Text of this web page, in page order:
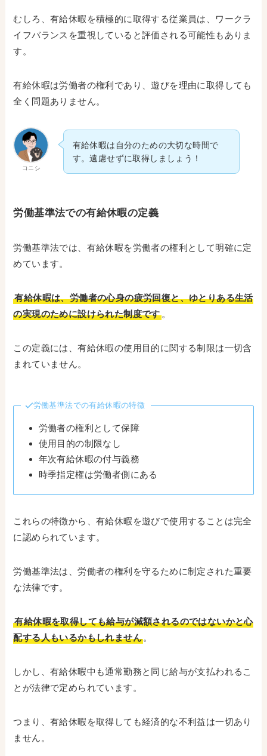
むしろ、有給休暇を積極的に取得する従業員は、ワークラ
イフバランスを重視していると評価される可能性もありま
す。
有給休暇は労働者の権利であり、遊びを理由に取得しても
全く問題ありません。
コニシ
有給休暇は自分のための大切な時間で
す。遠慮せずに取得しましょう！
労働基準法での有給休暇の定義
労働基準法では、有給休暇を労働者の権利として明確に定
めています。
有給休暇は、労働者の心身の疲労回復と、ゆとりある生活
の実現のために設けられた制度です。
この定義には、有給休暇の使用目的に関する制限は一切含
まれていません。
労働基準法での有給休暇の特徴
労働者の権利として保障
使用目的の制限なし
年次有給休暇の付与義務
時季指定権は労働者側にある
これらの特徴から、有給休暇を遊びで使用することは完全
に認められています。
労働基準法は、労働者の権利を守るために制定された重要
な法律です。
有給休暇を取得しても給与が減額されるのではないかと心
配する人もいるかもしれません 。
しかし、有給休暇中も通常勤務と同じ給与が支払われるこ
とが法律で定められています。
つまり、有給休暇を取得しても経済的な不利益は一切あり
ません。